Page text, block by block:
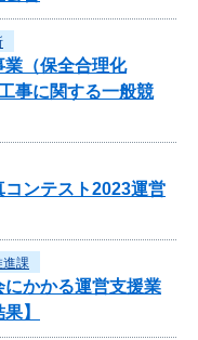
業（保全合理化
に関する一般競
コンテスト2023運営
進課
かかる運営支援業
】